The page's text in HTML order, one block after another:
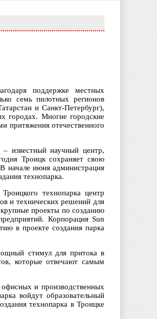
поддержке местных
семь пилотных регионов
и Санкт-Петербург),
городах. Многие городские
притяжения отечественного
известный научный центр,
Троицк сохраняет свою
начале июня администрация
технопарка.
технопарка центр
и технических решений для
крупные проекты по созданию
Корпорация Sun
в проекте создания парка
стимул для притока в
которые отвечают самым
офисных и производственных
войдут образовательный
технопарка в Троицке